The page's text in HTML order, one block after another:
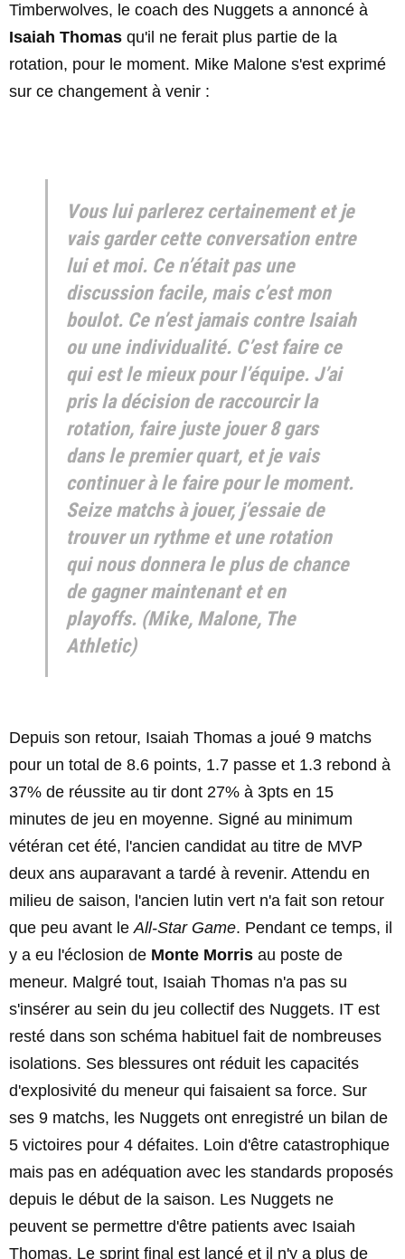
Timberwolves, le coach des Nuggets a annoncé à
Isaiah Thomas qu'il ne ferait plus partie de la
rotation, pour le moment. Mike Malone s'est exprimé
sur ce changement à venir :
Vous lui parlerez certainement et je
vais garder cette conversation entre
lui et moi. Ce n’était pas une
discussion facile, mais c’est mon
boulot. Ce n’est jamais contre Isaiah
ou une individualité. C’est faire ce
qui est le mieux pour l’équipe. J’ai
pris la décision de raccourcir la
rotation, faire juste jouer 8 gars
dans le premier quart, et je vais
continuer à le faire pour le moment.
Seize matchs à jouer, j’essaie de
trouver un rythme et une rotation
qui nous donnera le plus de chance
de gagner maintenant et en
playoffs. (Mike, Malone, The
Athletic)
Depuis son retour, Isaiah Thomas a joué 9 matchs
pour un total de 8.6 points, 1.7 passe et 1.3 rebond à
37% de réussite au tir dont 27% à 3pts en 15
minutes de jeu en moyenne. Signé au minimum
vétéran cet été, l'ancien candidat au titre de MVP
deux ans auparavant a tardé à revenir. Attendu en
milieu de saison, l'ancien lutin vert n'a fait son retour
que peu avant leAll-Star Game. Pendant ce temps, il
y a eu l'éclosion de Monte Morris au poste de
meneur. Malgré tout, Isaiah Thomas n'a pas su
s'insérer au sein du jeu collectif des Nuggets. IT est
resté dans son schéma habituel fait de nombreuses
isolations. Ses blessures ont réduit les capacités
d'explosivité du meneur qui faisaient sa force. Sur
ses 9 matchs, les Nuggets ont enregistré un bilan de
5 victoires pour 4 défaites. Loin d'être catastrophique
mais pas en adéquation avec les standards proposés
depuis le début de la saison. Les Nuggets ne
peuvent se permettre d'être patients avec Isaiah
Thomas. Le sprint final est lancé et il n'y a plus de